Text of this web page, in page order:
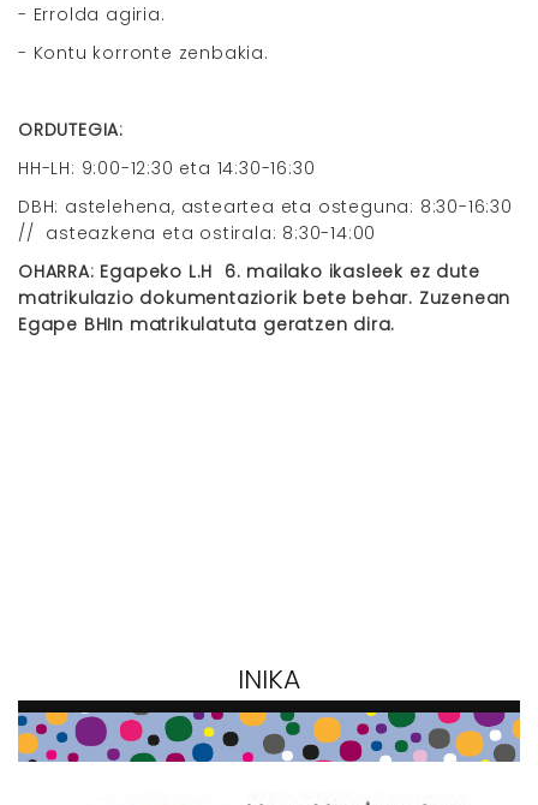
- Errolda agiria.
- Kontu korronte zenbakia.
ORDUTEGIA:
HH-LH: 9:00-12:30 eta 14:30-16:30
DBH: astelehena, asteartea eta osteguna: 8:30-16:30
// asteazkena eta ostirala: 8:30-14:00
OHARRA: Egapeko L.H 6. mailako ikasleek ez dute
matrikulazio dokumentaziorik bete behar. Zuzenean
Egape BHIn matrikulatuta geratzen dira.
INIKA